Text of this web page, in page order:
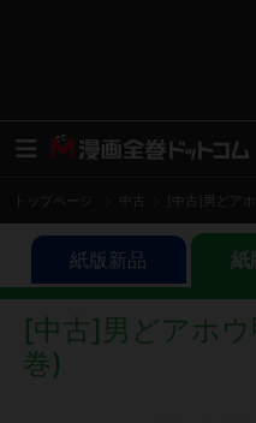
トップページ 中古 [中古]男どア
紙版新品 紙
[中古]男どアホ
巻)